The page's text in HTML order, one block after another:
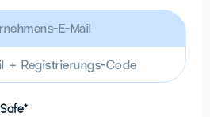
E-Mail
+ Registrierungs-Code